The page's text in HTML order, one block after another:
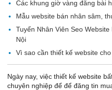
Các khung giờ vàng đăng bài
Mẫu website bán nhân sâm,
Tuyển Nhân Viên Seo
Nội
Vì sao cần thiết kế website
Ngày nay, việc thiết kế website
chuyên nghiệp để để đăng tin